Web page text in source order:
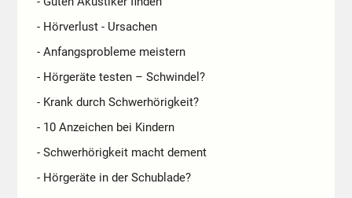
- Hörverlust - Ursachen
- Anfangsprobleme meistern
- Hörgeräte testen – Schwindel?
- Krank durch Schwerhörigkeit?
- 10 Anzeichen bei Kindern
- Schwerhörigkeit macht dement
- Hörgeräte in der Schublade?